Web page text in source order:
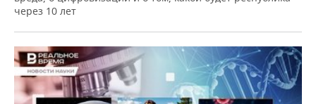
через 10 лет